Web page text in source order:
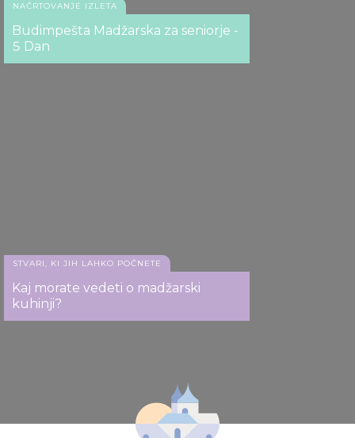
NAČRTOVANJE IZLETA
Budimpešta Madžarska za seniorje -
5 Dan
STVARI, KI JIH LAHKO POČNETE
Kaj morate vedeti o madžarski
kuhinji?